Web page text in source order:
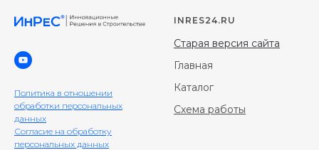
Политика в отношении
обработки персональных
данных
Согласие на обработку
персональных данных
INRES24.RU
Старая версия сайта
Главная
Каталог
Схема работы